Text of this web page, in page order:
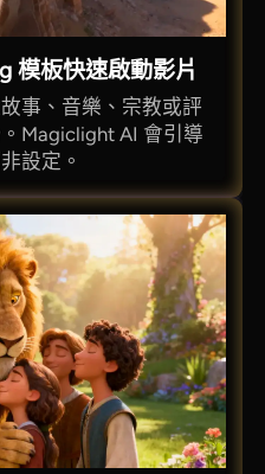
模板快速啟動影片
事、音樂、宗教或評
Magiclight AI 會引導
設定。